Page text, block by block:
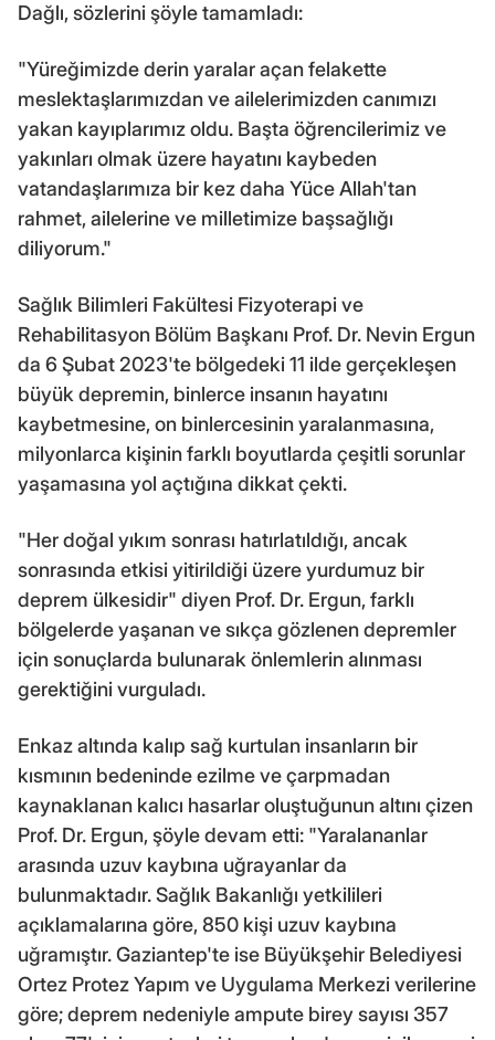
Dağlı, sözlerini şöyle tamamladı:
"Yüreğimizde derin yaralar açan felakette
meslektaşlarımızdan ve ailelerimizden canımızı
yakan kayıplarımız oldu. Başta öğrencilerimiz ve
yakınları olmak üzere hayatını kaybeden
vatandaşlarımıza bir kez daha Yüce Allah'tan
rahmet, ailelerine ve milletimize başsağlığı
diliyorum."
Sağlık Bilimleri Fakültesi Fizyoterapi ve
Rehabilitasyon Bölüm Başkanı Prof. Dr. Nevin Ergun
da 6 Şubat 2023'te bölgedeki 11 ilde gerçekleşen
büyük depremin, binlerce insanın hayatını
kaybetmesine, on binlercesinin yaralanmasına,
milyonlarca kişinin farklı boyutlarda çeşitli sorunlar
yaşamasına yol açtığına dikkat çekti.
"Her doğal yıkım sonrası hatırlatıldığı, ancak
sonrasında etkisi yitirildiği üzere yurdumuz bir
deprem ülkesidir" diyen Prof. Dr. Ergun, farklı
bölgelerde yaşanan ve sıkça gözlenen depremler
için sonuçlarda bulunarak önlemlerin alınması
gerektiğini vurguladı.
Enkaz altında kalıp sağ kurtulan insanların bir
kısmının bedeninde ezilme ve çarpmadan
kaynaklanan kalıcı hasarlar oluştuğunun altını çizen
Prof. Dr. Ergun, şöyle devam etti: "Yaralananlar
arasında uzuv kaybına uğrayanlar da
bulunmaktadır. Sağlık Bakanlığı yetkilileri
açıklamalarına göre, 850 kişi uzuv kaybına
uğramıştır. Gaziantep'te ise Büyükşehir Belediyesi
Ortez Protez Yapım ve Uygulama Merkezi verilerine
göre; deprem nedeniyle ampute birey sayısı 357